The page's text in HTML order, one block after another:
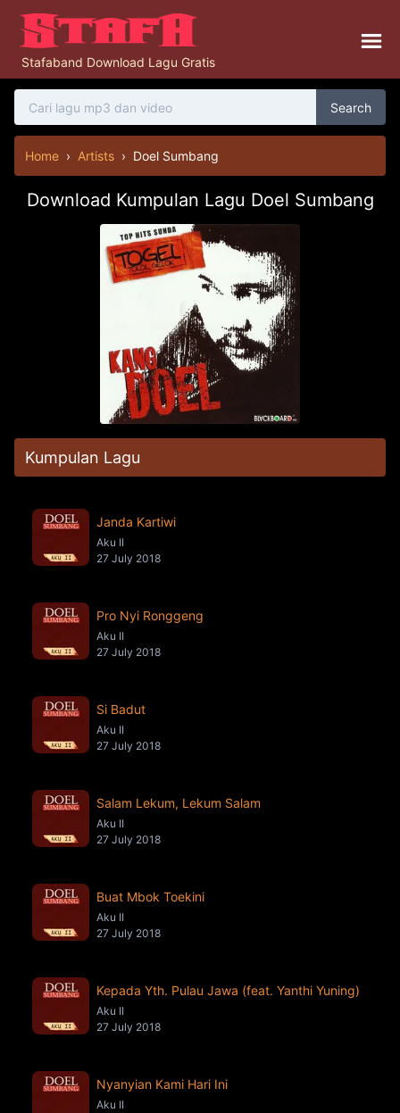
Stafaband Download Lagu Gratis
Search
Home › Artists › Doel Sumbang
Download Kumpulan Lagu Doel Sumbang
Kumpulan Lagu
Janda Kartiwi
Aku II
27 July 2018
Pro Nyi Ronggeng
Aku II
27 July 2018
Si Badut
Aku II
27 July 2018
Salam Lekum, Lekum Salam
Aku II
27 July 2018
Buat Mbok Toekini
Aku II
27 July 2018
Kepada Yth. Pulau Jawa (feat. Yanthi Yuning)
Aku II
27 July 2018
Nyanyian Kami Hari Ini
Aku II